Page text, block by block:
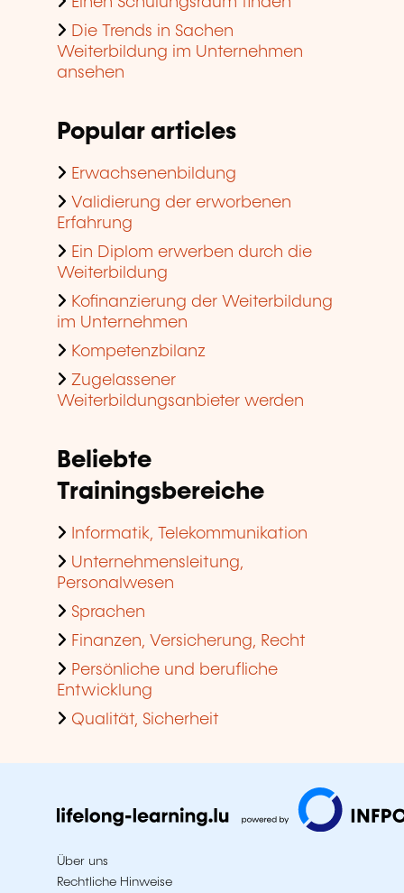
Die Trends in Sachen
Weiterbildung im Unternehmen
ansehen
Popular articles
Erwachsenenbildung
Validierung der erworbenen
Erfahrung
Ein Diplom erwerben durch die
Weiterbildung
Kofinanzierung der Weiterbildung
im Unternehmen
Kompetenzbilanz
Zugelassener
Weiterbildungsanbieter werden
Beliebte
Trainingsbereiche
Informatik, Telekommunikation
Unternehmensleitung,
Personalwesen
Sprachen
Finanzen, Versicherung, Recht
Persönliche und berufliche
Entwicklung
Qualität, Sicherheit
Über uns
Rechtliche Hinweise